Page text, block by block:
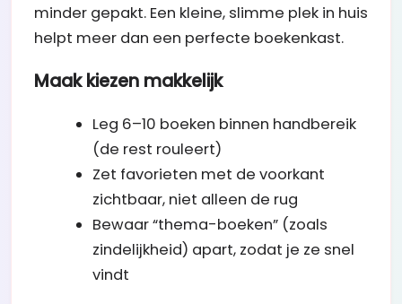
minder gepakt. Een kleine, slimme plek in huis
helpt meer dan een perfecte boekenkast.
Maak kiezen makkelijk
Leg 6–10 boeken binnen handbereik
(de rest rouleert)
Zet favorieten met de voorkant
zichtbaar, niet alleen de rug
Bewaar “thema-boeken” (zoals
zindelijkheid) apart, zodat je ze snel
vindt